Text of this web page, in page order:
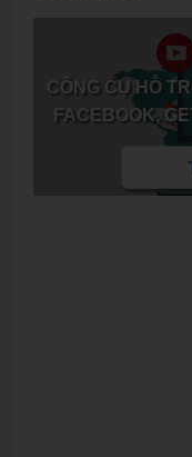
CÔNG CỤ HỖ
FACEBOOK,